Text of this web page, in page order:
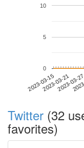
2023-03-152023-03-212023-03-27
0
5
10
Twitter (32
favorites)